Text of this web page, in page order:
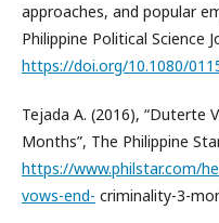
approaches, and popular
Philippine Political Science
https://doi.org/10.1080/
Tejada A. (2016), “Duterte
Months”, The Philippine
https://www.philstar.com/
vows-end- criminality-3-